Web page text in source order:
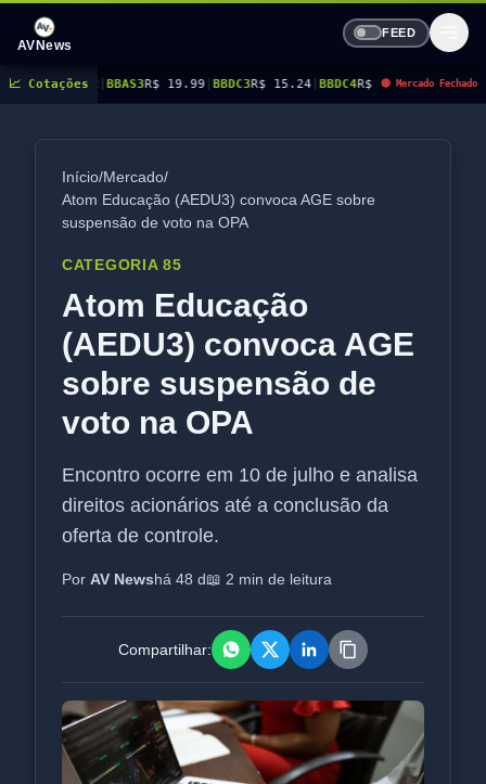
AVNews
FEED
📈 Cotações
| BBAS3R$ 19.99|BBDC3 R$ 15.24|BBDC4 R$ 17.49|BBSE3 R$ 38.30|BEES3
🔴 Mercado Fechado
Início/Mercado/
Atom Educação (AEDU3) convoca AGE sobre
suspensão de voto na OPA
CATEGORIA 85
Atom Educação
(AEDU3) convoca AGE
sobre suspensão de
voto na OPA
Encontro ocorre em 10 de julho e analisa
direitos acionários até a conclusão da
oferta de controle.
Por AV Newshá 48 d📖 2 min de leitura
Compartilhar: